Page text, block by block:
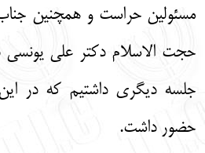
مسئولین حراست و همچنین
حجت الاسلام دکتر علی یونسی
جلسه دیگری داشتیم که در این
حضور داشت.